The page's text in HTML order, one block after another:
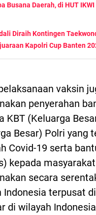
Busana Daerah, di HUT
Diraih Kontingen
Kapolri Cup Banten
vaksin
penyerahan
KBT (Keluarga
Besar) Polri yang
Covid-19 serta
kepada
secara
Indonesia terpusat
di wilayah